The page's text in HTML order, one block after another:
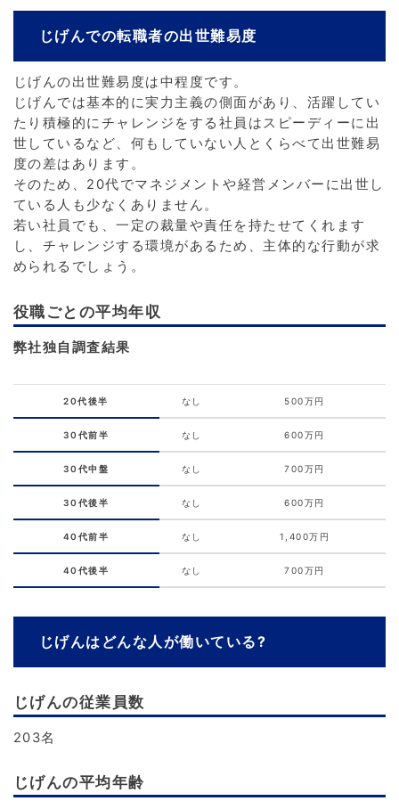
じげんでの転職者の出世難易度
じげんの出世難易度は中程度です。
じげんでは基本的に実力主義の側面があり、活躍してい
たり積極的にチャレンジをする社員はスピーディーに出
世しているなど、何もしていない人とくらべて出世難易
度の差はあります。
そのため、20代でマネジメントや経営メンバーに出世し
ている人も少なくありません。
若い社員でも、一定の裁量や責任を持たせてくれます
し、チャレンジする環境があるため、主体的な行動が求
められるでしょう。
役職ごとの平均年収
弊社独自調査結果
20代後半 なし 500万円
30代前半 なし 600万円
30代中盤 なし 700万円
30代後半 なし 600万円
40代前半 なし 1,400万円
40代後半 なし 700万円
じげんはどんな人が働いている?
じげんの従業員数
203名
じげんの平均年齢